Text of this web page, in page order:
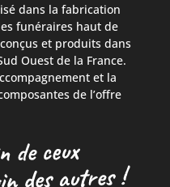
dans la fabrication
funéraires haut de
et produits dans
Ouest de la France.
et la
de l’offre